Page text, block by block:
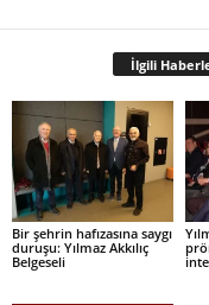
İlgili
Bir şehrin hafızasına saygı
duruşu: Yılmaz Akkılıç
Belgeseli